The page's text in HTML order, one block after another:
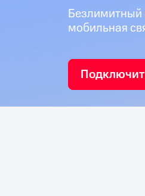
Безлимитный
мобильная